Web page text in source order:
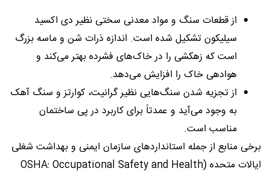
از قطعات سنگ و مواد معدنی سختی نظیر دی اکسید
سیلیکون تشکیل شده است. اندازه ذرات شن و ماسه بزرگ
است که زهکشی را در خاک‌های فشرده بهتر می‌کند و
هوادهی خاک را افزایش می‌دهد.
از تجزیه شدن سنگ‌هایی نظیر گرانیت، کوارتز و سنگ آهک
به وجود می‌آید و عمدتاً برای کاربرد در پی ساختمان
مناسب است.
برخی منابع از جمله استانداردهاى سازمان ایمنى و بهداشت شغلى
ایالات متحده (OSHA: Occupational Safety and Health